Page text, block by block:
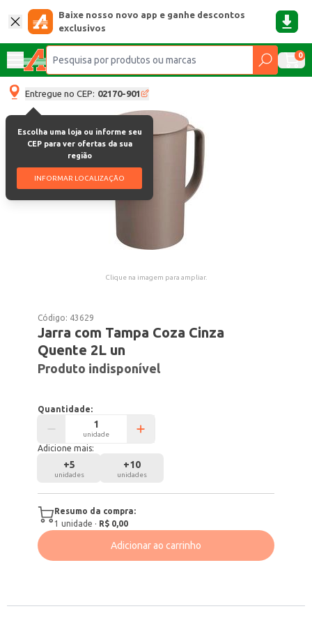
Baixe nosso novo app e ganhe descontos
exclusivos
0
Entregue no CEP: 02170-901
Escolha uma loja ou informe seu
CEP para ver ofertas da sua
região
INFORMAR LOCALIZAÇÃO
Clique na imagem para ampliar.
Código: 43629
Jarra com Tampa Coza Cinza
Quente 2L un
Produto indisponível
Quantidade:
unidade
Adicione mais:
+5
unidades
+10
unidades
Resumo da compra:
1 unidade · R$ 0,00
Adicionar ao carrinho